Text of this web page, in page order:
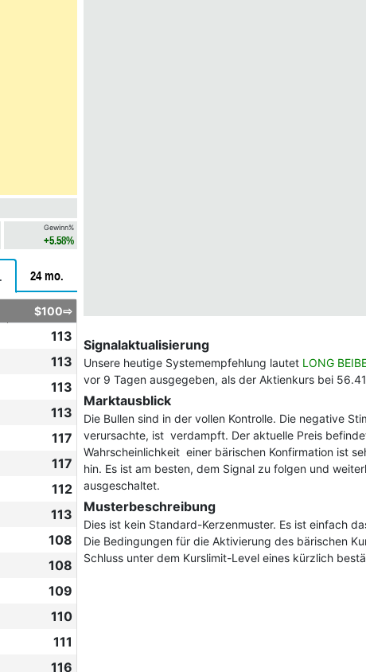
Gewinn%
+5.58%
24 mo.
$100⇨
113
113
113
113
117
117
112
113
108
108
109
110
111
116
Signalaktualisierung
Unsere heutige Systemempfehlung lautet LONG
vor 9 Tagen ausgegeben, als der Aktienkurs bei
Marktausblick
Die Bullen sind in der vollen Kontrolle. Die negative
verursachte, ist verdampft. Der aktuelle Preis
Wahrscheinlichkeit einer bärischen Konfirmation ist
hin. Es ist am besten, dem Signal zu folgen und
ausgeschaltet.
Musterbeschreibung
Dies ist kein Standard-Kerzenmuster. Es ist einfach
Die Bedingungen für die Aktivierung des bärischen
Schluss unter dem Kurslimit-Level eines kürzlich